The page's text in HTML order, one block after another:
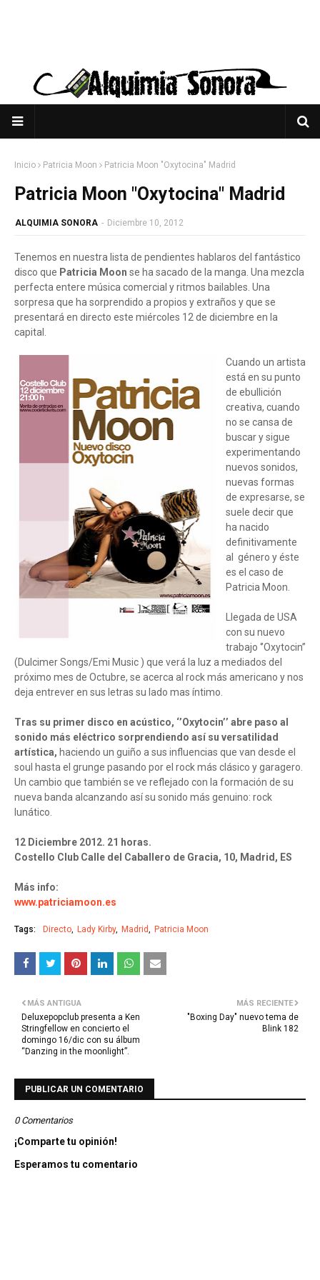
Inicio Patricia Moon Patricia Moon "Oxytocina" Madrid
Patricia Moon "Oxytocina" Madrid
ALQUIMIA SONORA - Diciembre 10, 2012
Tenemos en nuestra lista de pendientes hablaros del fantástico
disco que Patricia Moon se ha sacado de la manga. Una mezcla
perfecta entere música comercial y ritmos bailables. Una
sorpresa que ha sorprendido a propios y extraños y que se
presentará en directo este miércoles 12 de diciembre en la
capital.
Cuando un artista
está en su punto
de ebullición
creativa, cuando
no se cansa de
buscar y sigue
experimentando
nuevos sonidos,
nuevas formas
de expresarse, se
suele decir que
ha nacido
definitivamente
al género y éste
es el caso de
Patricia Moon.
Llegada de USA
con su nuevo
trabajo ‘’Oxytocin’’
(Dulcimer Songs/Emi Music ) que verá la luz a mediados del
próximo mes de Octubre, se acerca al rock más americano y nos
deja entrever en sus letras su lado mas íntimo.
Tras su primer disco en acústico, ‘’Oxytocin’’ abre paso al
sonido más eléctrico sorprendiendo así su versatilidad
artística, haciendo un guiño a sus influencias que van desde el
soul hasta el grunge pasando por el rock más clásico y garagero.
Un cambio que también se ve reflejado con la formación de su
nueva banda alcanzando así su sonido más genuino: rock
lunático.
12 Diciembre 2012. 21 horas.
Costello Club Calle del Caballero de Gracia, 10, Madrid, ES
Más info:
www.patriciamoon.es
Tags: Directo Lady Kirby Madrid Patricia Moon
MÁS RECIENTE
"Boxing Day" nuevo tema de
Blink 182
MÁS ANTIGUA
Deluxepopclub presenta a Ken
Stringfellow en concierto el
domingo 16/dic con su álbum
“Danzing in the moonlight”.
PUBLICAR UN COMENTARIO
0 Comentarios
¡Comparte tu opinión!
Esperamos tu comentario